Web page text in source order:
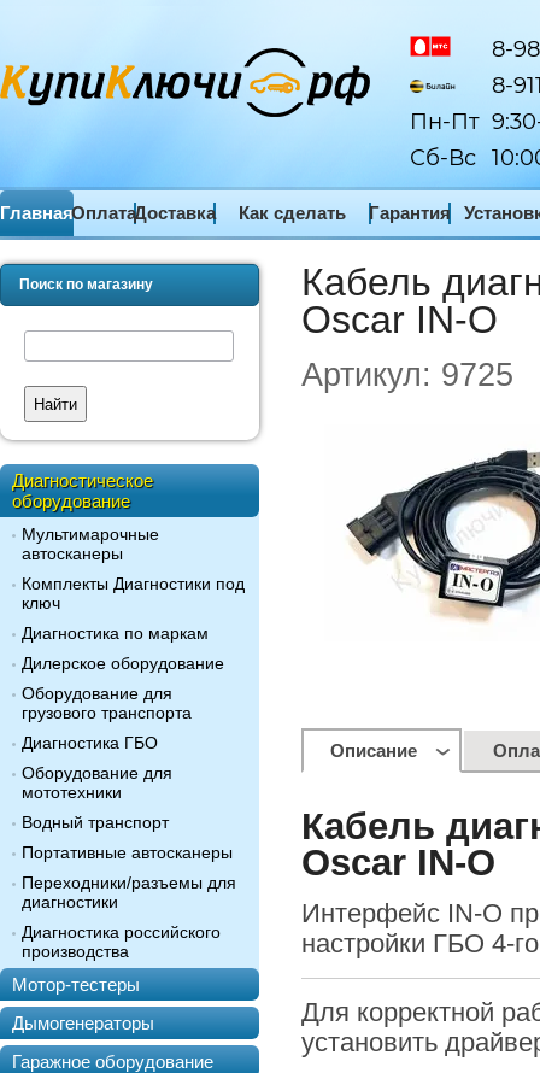
ГлавнаяОплатаДоставка Как сделать Гарантия
8-
8-
Пн-Пт
Сб-Вс
Поиск по магазину
Найти
Диагностическое
оборудование
Мультимарочные
автосканеры
Комплекты Диагностики под
ключ
Диагностика по маркам
Дилерское оборудование
Оборудование для
грузового транспорта
Диагностика ГБО
Оборудование для
мототехники
Водный транспорт
Портативные автосканеры
Переходники/разъемы для
диагностики
Диагностика российского
производства
Мотор-тестеры
Дымогенераторы
Гаражное оборудование
Кабель
Oscar IN-O
Артикул: 9725
Описание
Кабель
Oscar IN-O
Интерфейс IN-O
настройки ГБО 4-
Для корректной
установить